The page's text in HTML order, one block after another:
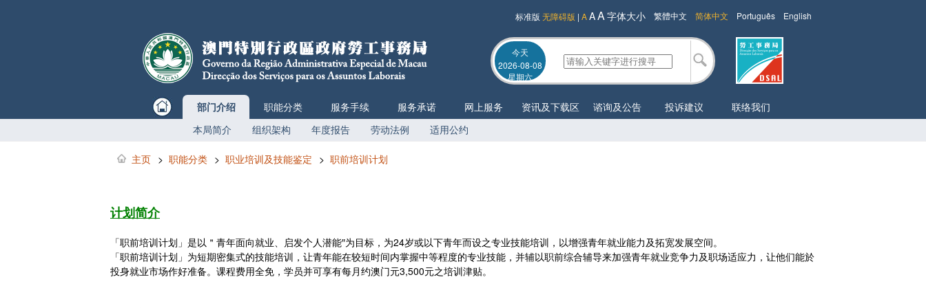
English
Português
简体中文
繁體中文
标准版 无障碍版 | AAA字体大小
今天
2026-08-08
星期六
部门介绍
本局简介
组织架构 年度报告 劳动法例 适用公约
职能分类 服务手续 服务承诺 网上服务 资讯及下载区 谘询及公告 投诉建议 联络我们
主页 > 职能分类 > 职业培训及技能鉴定 > 职前培训计划
计划简介
「职前培训计划」是以＂青年面向就业、启发个人潜能″为目标，为24岁或以下青年而设之专业技能培训，以增强青年就业能力及拓宽发展空间。
「职前培训计划」为短期密集式的技能培训，让青年能在较短时间内掌握中等程度的专业技能，并辅以职前综合辅导来加强青年就业竞争力及职场适应力，让他们能於
投身就业市场作好准备。课程费用全免，学员并可享有每月约澳门元3,500元之培训津贴。